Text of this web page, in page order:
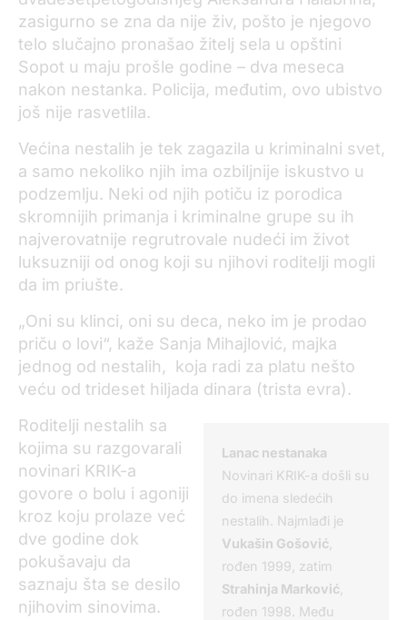
zasigurno se zna da nije živ, pošto je njegovo
telo slučajno pronašao žitelj sela u opštini
Sopot u maju prošle godine – dva meseca
nakon nestanka. Policija, međutim, ovo ubistvo
još nije rasvetlila.
Većina nestalih je tek zagazila u kriminalni svet,
a samo nekoliko njih ima ozbiljnije iskustvo u
podzemlju. Neki od njih potiču iz porodica
skromnijih primanja i kriminalne grupe su ih
najverovatnije regrutrovale nudeći im život
luksuzniji od onog koji su njihovi roditelji mogli
da im priušte.
„Oni su klinci, oni su deca, neko im je prodao
priču o lovi“, kaže Sanja Mihajlović, majka
jednog od nestalih, koja radi za platu nešto
veću od trideset hiljada dinara (trista evra).
Lanac nestanaka
Novinari KRIK-a došli su
do imena sledećih
nestalih. Najmlađi je
Vukašin Gošović
rođen 1999, zatim
Strahinja Marković
rođen 1998. Među
Roditelji nestalih sa
kojima su razgovarali
novinari KRIK-a
govore o bolu i agoniji
kroz koju prolaze već
dve godine dok
pokušavaju da
saznaju šta se desilo
njihovim sinovima.